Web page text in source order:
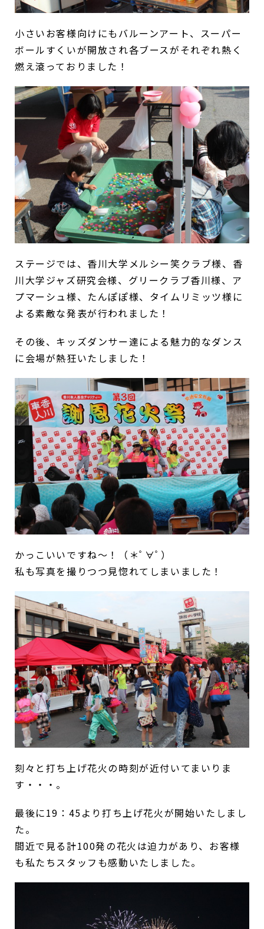
小さいお客様向けにもバルーンアート、スーパー
ボールすくいが開放され各ブースがそれぞれ熱く
燃え滾っておりました！
ステージでは、香川大学メルシー笑クラブ様、香
川大学ジャズ研究会様、グリークラブ香川様、ア
プマーシュ様、たんぽぽ様、タイムリミッツ様に
よる素敵な発表が行われました！
その後、キッズダンサー達による魅力的なダンス
に会場が熱狂いたしました！
かっこいいですね～！（＊ﾟ∀ﾟ）
私も写真を撮りつつ見惚れてしまいました！
刻々と打ち上げ花火の時刻が近付いてまいりま
す・・・。
最後に19：45より打ち上げ花火が開始いたしまし
た。
間近で見る計100発の花火は迫力があり、お客様
も私たちスタッフも感動いたしました。